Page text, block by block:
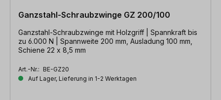
Ganzstahl-Schraubzwinge GZ 200/100
Ganzstahl-Schraubzwinge mit Holzgriff | Spannkraft bis
zu 6.000 N | Spannweite 200 mm, Ausladung 100 mm,
Schiene 22 x 8,5 mm
Art.-Nr.: BE-GZ20
Auf Lager, Lieferung in 1-2 Werktagen